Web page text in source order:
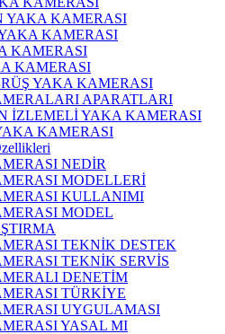
YAKA KAMERASI
KAMERASI
KAMERASI
KAMERASI
YAKA KAMERASI
APARATLARI
İZLEMELİ YAKA KAMERASI
KAMERASI
NEDİR
MODELLERİ
KULLANIMI
MODEL
TEKNİK DESTEK
TEKNİK SERVİS
DENETİM
TÜRKİYE
UYGULAMASI
YASAL MI